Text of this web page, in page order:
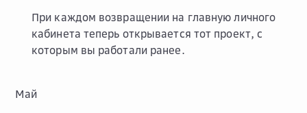
При каждом возвращении на главную личного
кабинета теперь открывается тот проект, с
которым вы работали ранее.
Май